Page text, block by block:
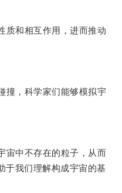
和相互作用，进而推动
，科学家们能够模拟宇
中不存在的粒子，从而
于我们理解构成宇宙的基